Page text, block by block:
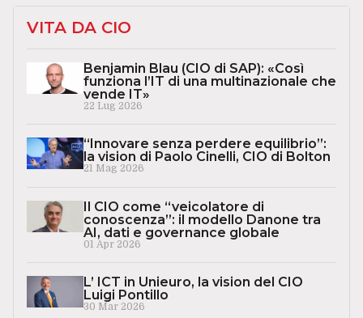
VITA DA CIO
Benjamin Blau (CIO di SAP): «Così
funziona l’IT di una multinazionale che
vende IT»
22 Lug 2026
“Innovare senza perdere equilibrio”:
la vision di Paolo Cinelli, CIO di Bolton
21 Mag 2026
Il CIO come “veicolatore di
conoscenza”: il modello Danone tra
AI, dati e governance globale
01 Apr 2026
L’ ICT in Unieuro, la vision del CIO
Luigi Pontillo
30 Mar 2026